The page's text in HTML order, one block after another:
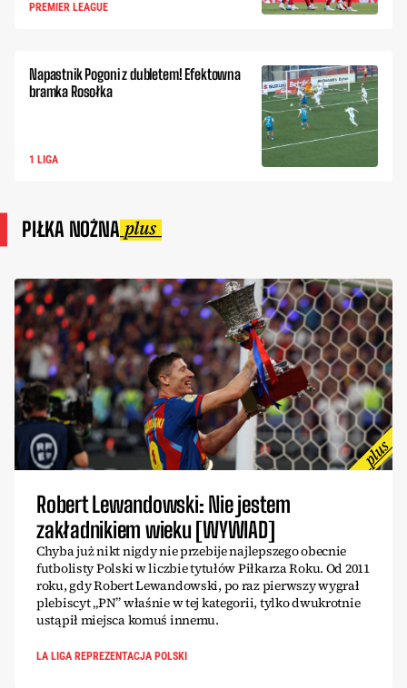
PREMIER LEAGUE
Napastnik Pogoni z dubletem! Efektowna
bramka Rosołka
1 LIGA
PIŁKA NOŻNA
Robert Lewandowski: Nie jestem
zakładnikiem wieku [WYWIAD]
Chyba już nikt nigdy nie przebije najlepszego obecnie
futbolisty Polski w liczbie tytułów Piłkarza Roku. Od 2011
roku, gdy Robert Lewandowski, po raz pierwszy wygrał
plebiscyt „PN” właśnie w tej kategorii, tylko dwukrotnie
ustąpił miejsca komuś innemu.
LA LIGA REPREZENTACJA POLSKI